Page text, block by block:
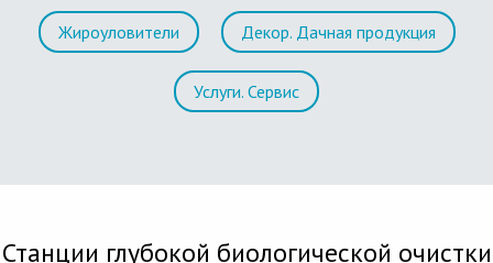
Жироуловители Декор. Дачная продукция
Услуги. Сервис
Станции глубокой биологической очистки